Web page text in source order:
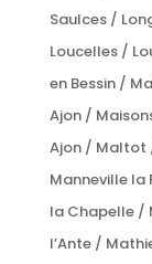
Saulces /
Loucelles /
en Bessin /
Ajon /
Ajon / Maltot
Manneville la
la Chapelle /
l’Ante /